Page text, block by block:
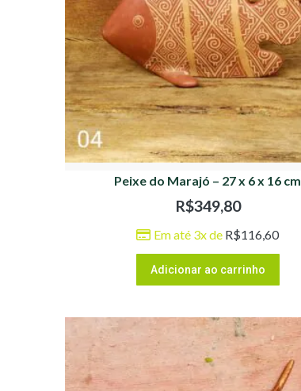
Peixe do Marajó – 27 x 6 x 16 cm
R$349,80
Em até 3x de R$116,60
Adicionar ao carrinho